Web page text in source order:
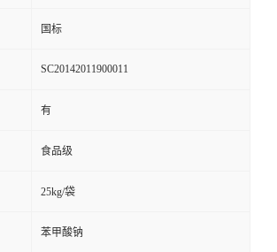
国标
SC20142011900011
有
食品级
25kg/袋
苯甲酸钠